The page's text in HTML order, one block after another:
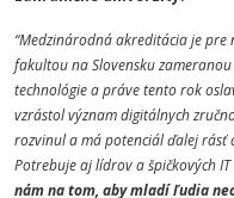
“Medzinárodná akreditácia je
fakultou na Slovensku
technológie a práve tento rok
vzrástol význam digitálnych
rozvinul a má potenciál ďalej rásť
Potrebuje aj lídrov a špičkových
nám na tom, aby mladí ľudia